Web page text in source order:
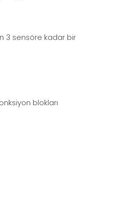
3 sensöre kadar bir
blokları